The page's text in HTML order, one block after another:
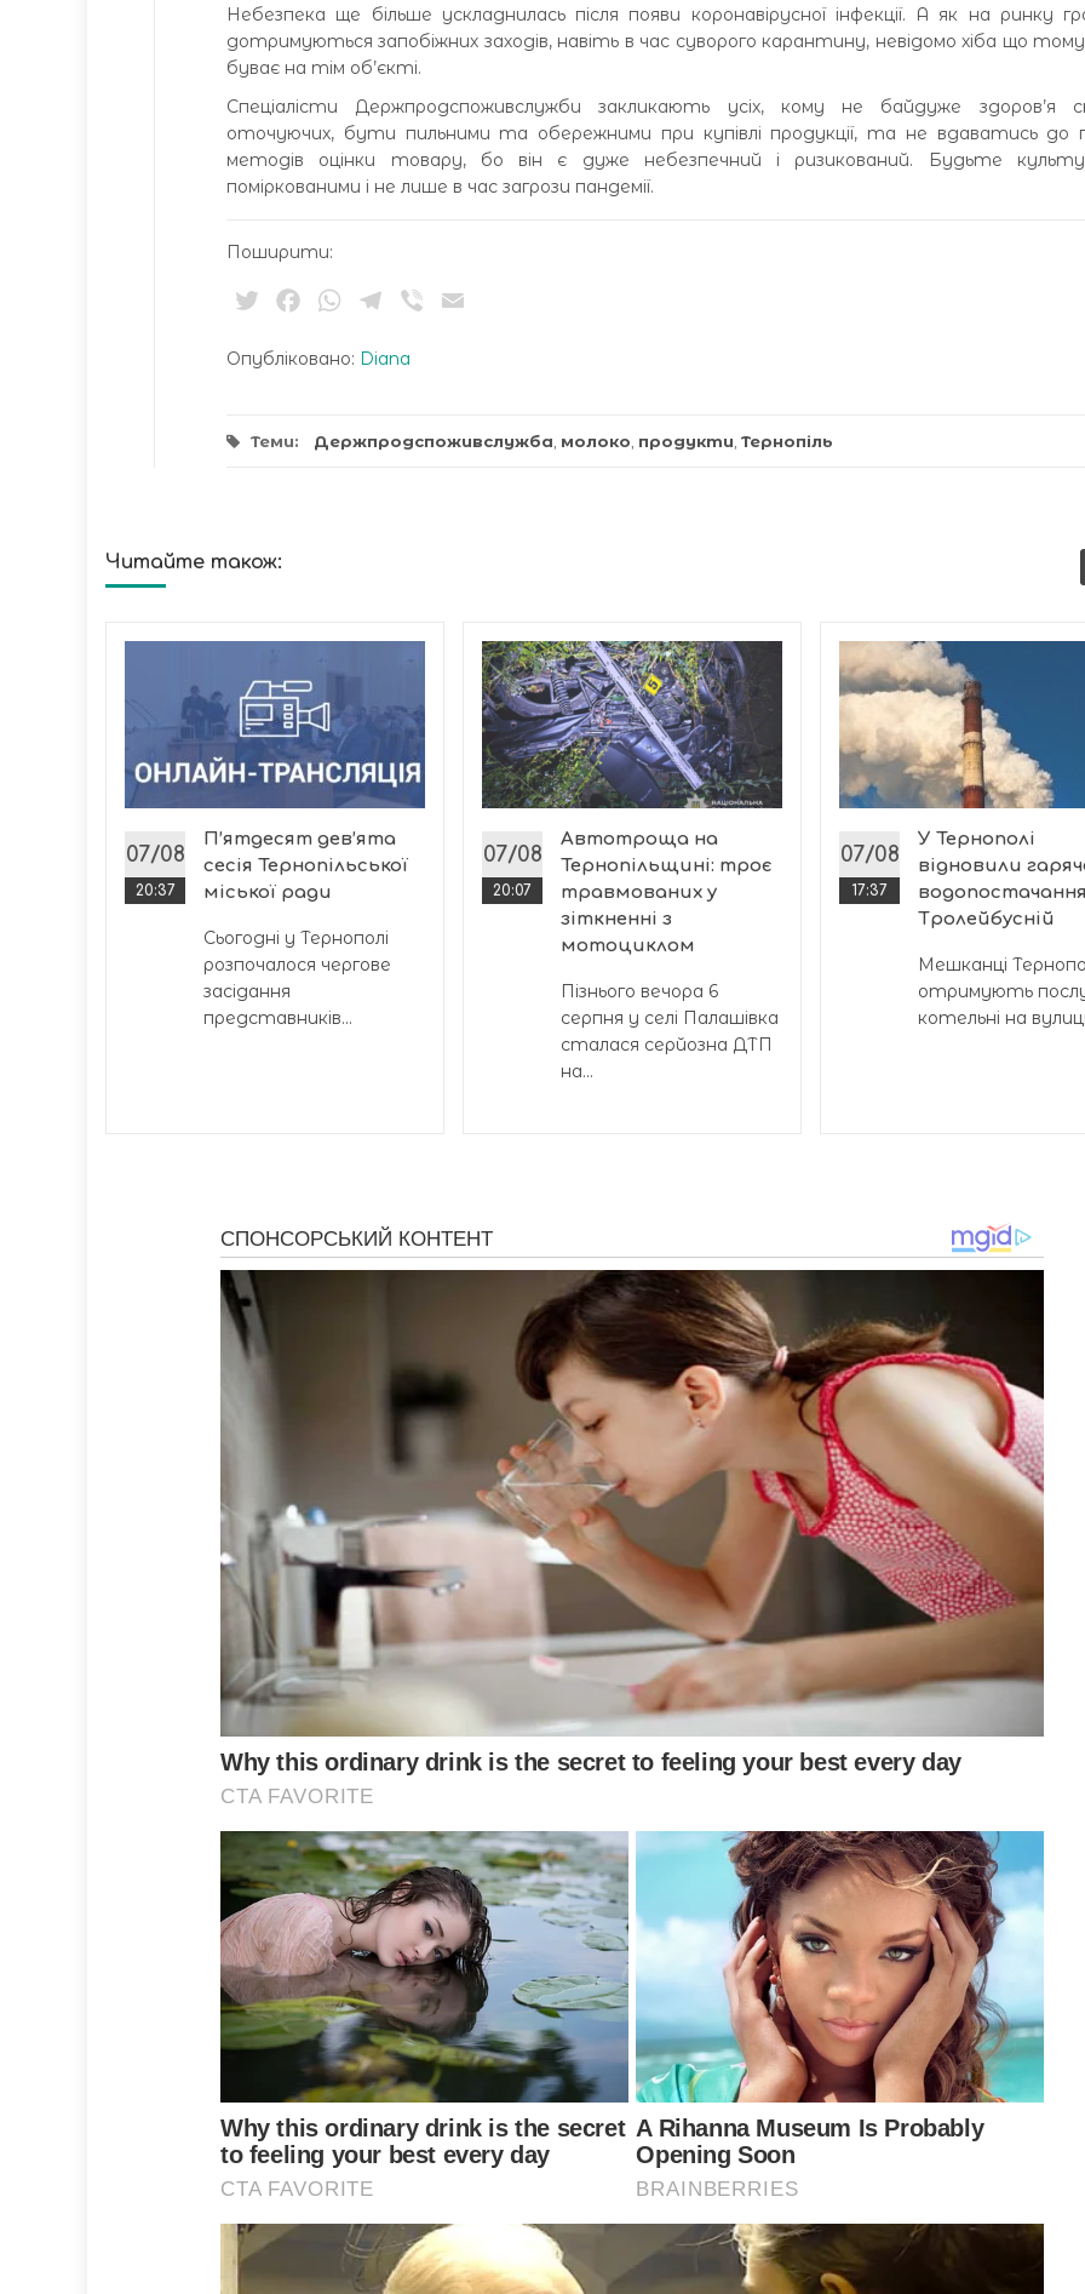
Небезпека ще більше ускладнилась після появи коронавірусної інфекції. А як на ринку
дотримуються запобіжних заходів, навіть в час суворого карантину, невідомо хіба що
буває на тім об’єкті.
Спеціалісти Держпродспоживслужби закликають усіх, кому не байдуже здоров’я
оточуючих, бути пильними та обережними при купівлі продукції, та не вдаватись до
методів оцінки товару, бо він є дуже небезпечний і ризикований. Будьте
поміркованими і не лише в час загрози пандемії.
Поширити:
TwitterFacebookWhatsApp
Telegram
Viber
Опубліковано: Diana
Теми: Держпродспоживслужба, молоко, продукти, Тернопіль
Читайте також:
07/08
20:37
П’ятдесят дев’ята
сесія Тернопільської
міської ради
Сьогодні у Тернополі
розпочалося чергове
засідання
представників...
07/08
20:07
Автотроща на
Тернопільщині: троє
травмованих у
зіткненні з
мотоциклом
Пізнього вечора 6
серпня у селі Палашівка
сталася серйозна ДТП
на...
07/08
17:37
У Тернополі
відновили
Тролейбусній
Мешканці
отримують
котельні на